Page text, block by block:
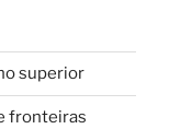
superior
fronteiras